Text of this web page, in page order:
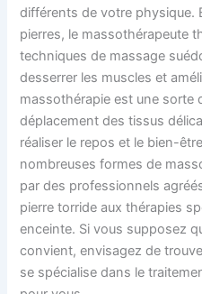
différents de votre physique.
pierres, le massothérapeute
techniques de massage
desserrer les muscles et
massothérapie est une sorte
déplacement des tissus
réaliser le repos et le bien-
nombreuses formes de
par des professionnels
pierre torride aux thérapies
enceinte. Si vous supposez
convient, envisagez de
se spécialise dans le